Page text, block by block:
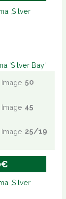
‚Silver
50
45
25/19
€
‚Silver